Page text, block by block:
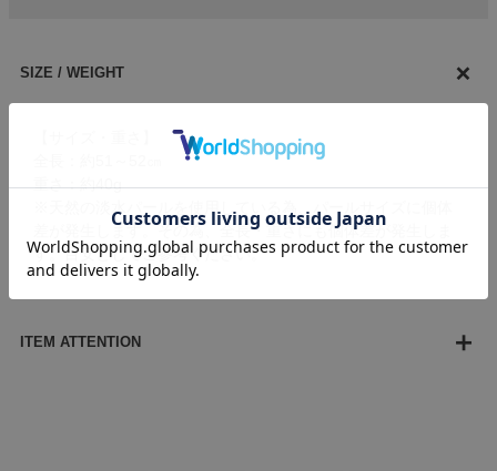
SIZE / WEIGHT
重さ：約40g
※天然の淡水パールを使用している為、パールサイズに個体
差が発生します。その為、全長・重さにも個体差が発生しま
す。目安としてご参考ください。
ITEM ATTENTION